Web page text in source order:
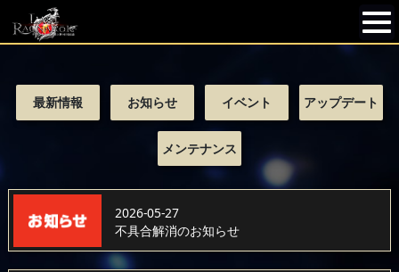
最新情報 お知らせ イベント アップデート
メンテナンス
2026-05-27
不具合解消のお知らせ